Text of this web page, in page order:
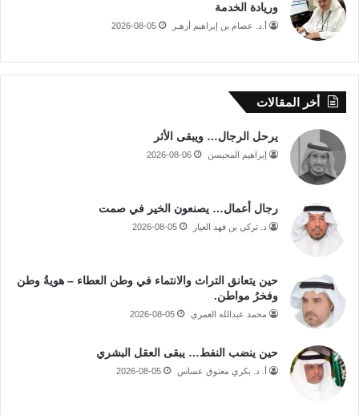
وريادة الخدمة
أ.د. عصام بن إبراهيم أزهـر 2026-08-05
أخر المقالات
يرحل الرجال… ويبقى الأثر
إبراهيم المحيسن 2026-08-06
رجال أعمال… يصنعون الخير في صمت
د. تركي بن فهد العيار 2026-08-05
حين يتعانق التراث والانتماء في وطن العطاء – هويةُ وطن
وفخرُ مواطن.
محمد عبدالله العمري 2026-08-05
حين ينضب النفط… يبقى العقل البشري
أ. د. بكري معتوق عساس 2026-08-05